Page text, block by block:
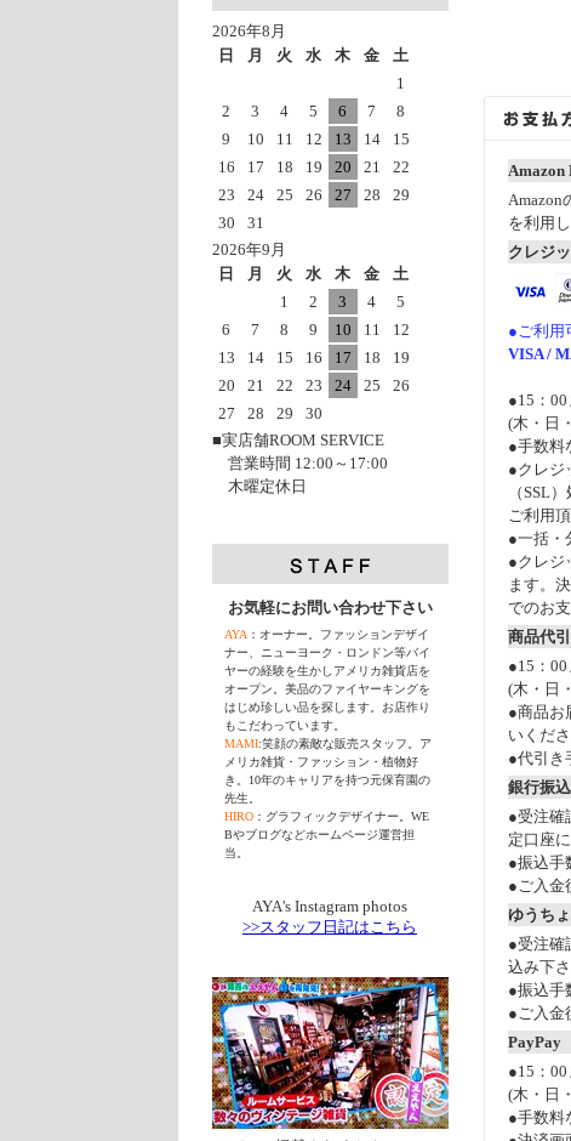
2026年8月
日
月 火 水 木 金
土
1
2
3 4 5 6 7
8
9
10 11 12 13 14
15
16
17 18 19 20 21
22
23
24 25 26 27 28
29
30
31
2026年9月
日
月 火 水 木 金
土
1
2 3 4
5
6
7 8 9 10 11
12
13
14 15 16 17 18
19
20
21 22 23 24 25
26
27
28 29
30
■実店舗ROOM SERVICE
営業時間 12:00～17:00
木曜定休日
お気軽にお問い合わせ下さい
AYA ：オーナー。ファッションデザイ
ナー、ニューヨーク・ロンドン等バイ
ヤーの経験を生かしアメリカ雑貨店を
オープン。美品のファイヤーキングを
はじめ珍しい品を探します。お店作り
もこだわっています。
MAMI:笑顔の素敵な販売スタッフ。ア
メリカ雑貨・ファッション・植物好
き。10年のキャリアを持つ元保育園の
先生。
HIRO：グラフィックデザイナー。WE
Bやブログなどホームページ運営担
当。
AYA's Instagram photos
>>スタッフ日記はこちら
Amazon
Amazon
を利用
クレジ
●ご利用
VISA /
●15：00
(木・日
●手数料
●クレジ
（SSL
ご利用頂
●一括・
●クレジ
ます。
でのお
商品代引
●15：00
(木・日
●商品お
いくださ
●代引き
銀行振込
●受注確
定口座
●振込手
●ご入金
ゆうち
●受注確
込み下さ
●振込手
●ご入金
PayPay
●15：00
(木・日
●手数料